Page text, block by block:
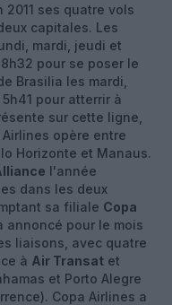
ses quatre vols
capitales. Les
mardi, jeudi et
pour se poser le
Brasilia les mardi,
pour atterrir à
sur cette ligne,
opère entre
Horizonte et Manaus.
l'année
dans les deux
sa filiale Copa
annoncé pour le mois
liaisons, avec quatre
à Air Transat et
et Porto Alegre
Copa Airlines a